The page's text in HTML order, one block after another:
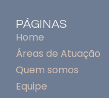
PÁGINAS
Home
Áreas de Atuação
Quem somos
Equipe